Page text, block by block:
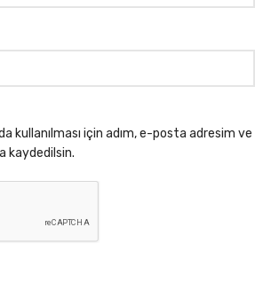
kullanılması için adım, e-posta adresim ve
kaydedilsin.